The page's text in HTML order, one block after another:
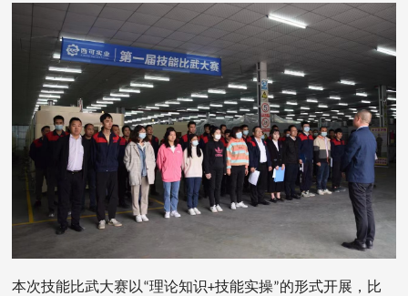
本次技能比武大赛以“理论知识+技能实操”的形式开展，比